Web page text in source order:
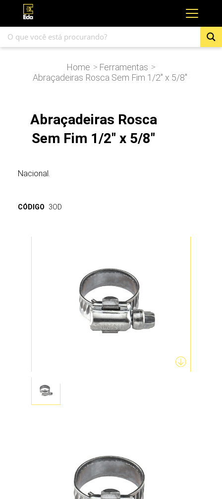
Home > Ferramentas >
Abraçadeiras Rosca Sem Fim 1/2″ x 5/8″
Abraçadeiras Rosca
Sem Fim 1/2" x 5/8"
Nacional.
CÓDIGO 3OD